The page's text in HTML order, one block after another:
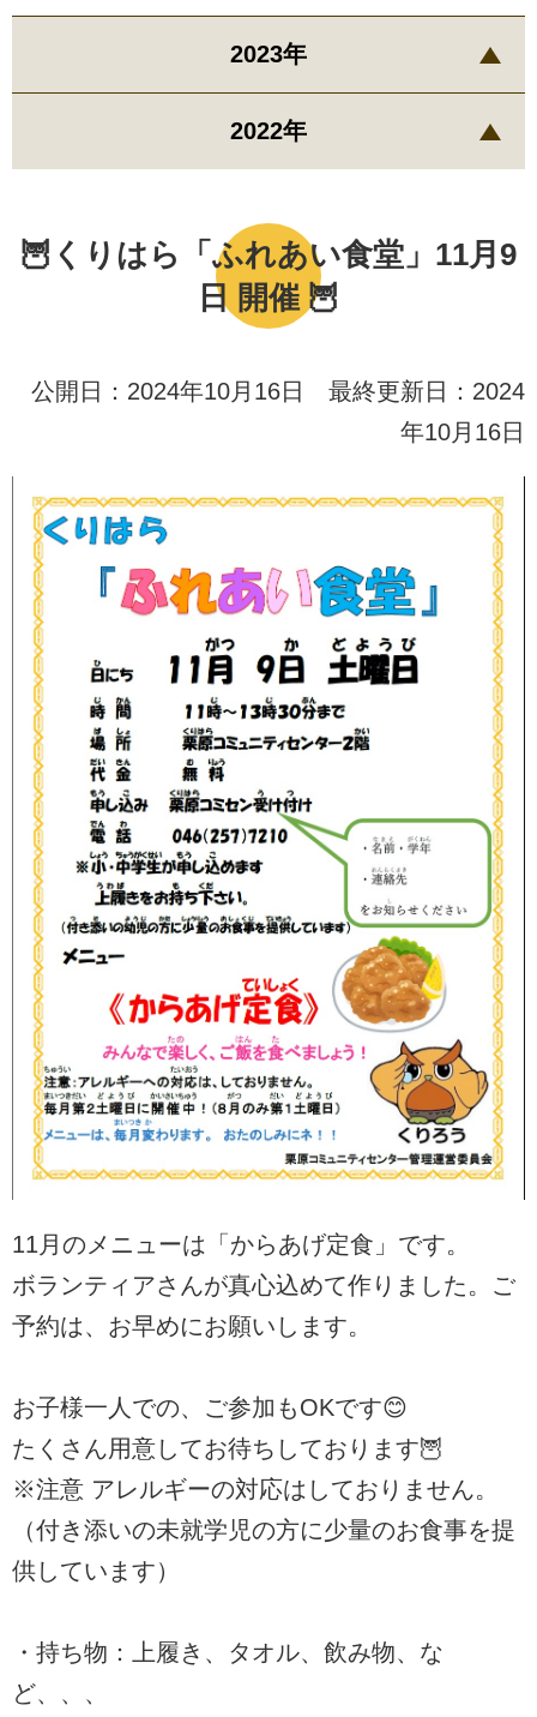
🦉くりはら「ふれあい食堂」11月9
日 開催 🦉
公開日：2024年10月16日 最終更新日：2024
年10月16日
11月のメニューは「からあげ定食」です。
ボランティアさんが真心込めて作りました。ご
予約は、お早めにお願いします。
お子様一人での、ご参加もOKです😊
たくさん用意してお待ちしております🦉
※注意 アレルギーの対応はしておりません。
（付き添いの未就学児の方に少量のお食事を提
供しています）
・持ち物：上履き、タオル、飲み物、な
ど、、、
2023年
2022年